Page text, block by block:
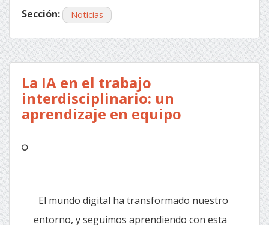
Sección: Noticias
La IA en el trabajo
interdisciplinario: un
aprendizaje en equipo
El mundo digital ha transformado nuestro
entorno, y seguimos aprendiendo con esta